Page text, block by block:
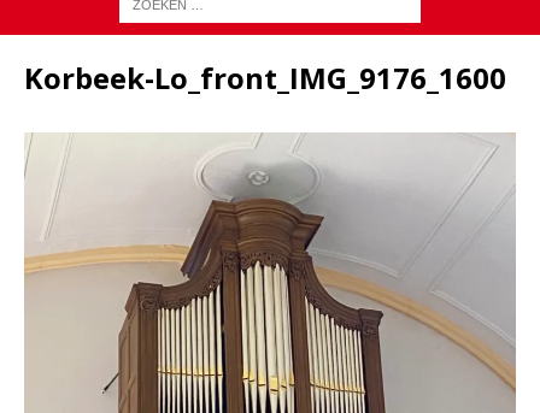
Korbeek-Lo_front_IMG_9176_1600